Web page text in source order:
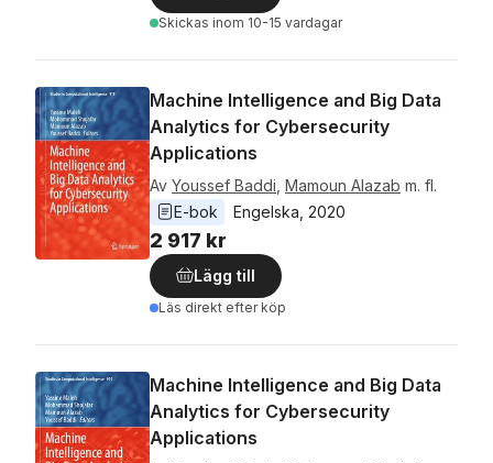
Skickas inom 10-15 vardagar
Machine Intelligence and Big Data
Analytics for Cybersecurity
Applications
Av Youssef Baddi Mamoun Alazab m. fl.
E-bok
Engelska 2020
2 917 kr
Lägg till
Läs direkt efter köp
Machine Intelligence and Big Data
Analytics for Cybersecurity
Applications